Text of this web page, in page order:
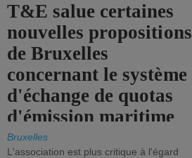
T&E salue certaines
nouvelles propositions
de Bruxelles
concernant le système
d'échange de quotas
d'émission maritime
de l'UE.
Bruxelles
L'association est plus critique à l'égard